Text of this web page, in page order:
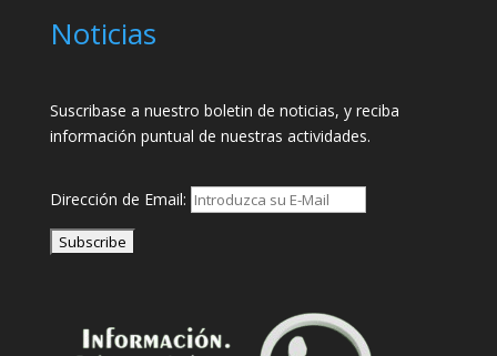
Noticias
Suscribase a nuestro boletin de noticias, y reciba
información puntual de nuestras actividades.
Dirección de Email: